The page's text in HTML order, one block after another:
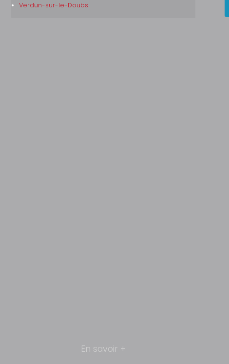
Verdun-sur-le-Doubs
En savoir +